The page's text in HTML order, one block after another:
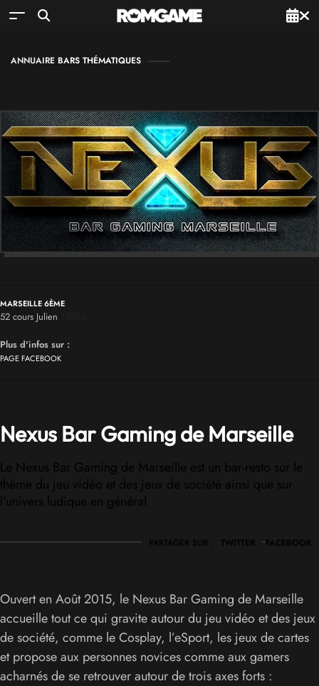
ANNUAIRE BARS THÉMATIQUES
MARSEILLE 6ÈME
52 cours Julien
Plus d'infos sur :
PAGE FACEBOOK
Nexus Bar Gaming de Marseille
Le Nexus Bar Gaming de Marseille est un bar-resto sur le
thème du jeu vidéo et des jeux de société ainsi que sur
l'univers ludique en général
PARTAGER SUR : TWITTER FACEBOOK
Ouvert en Août 2015, le Nexus Bar Gaming de Marseille
accueille tout ce qui gravite autour du jeu vidéo et des jeux
de société, comme le Cosplay, l’eSport, les jeux de cartes
et propose aux personnes novices comme aux gamers
acharnés de se retrouver autour de trois axes forts :